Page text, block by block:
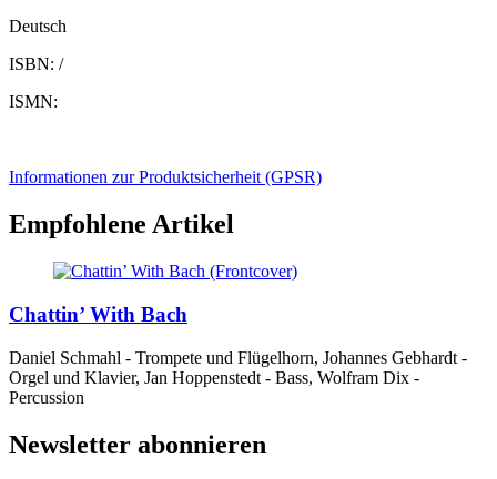
Deutsch
ISBN: /
ISMN:
Informationen zur Produktsicherheit (GPSR)
Empfohlene Artikel
Chattin’ With Bach
Daniel Schmahl - Trompete und Flügelhorn, Johannes Gebhardt -
Orgel und Klavier, Jan Hoppenstedt - Bass, Wolfram Dix -
Percussion
Newsletter abonnieren